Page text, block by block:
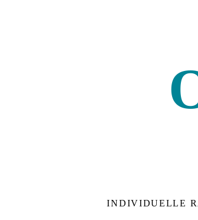
INDIVIDUELLE